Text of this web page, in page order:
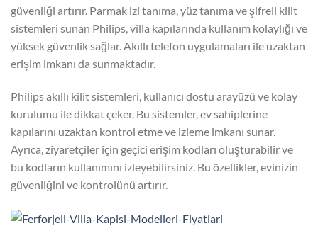
güvenliği artırır. Parmak izi tanıma, yüz tanıma ve şifreli kilit
sistemleri sunan Philips, villa kapılarında kullanım kolaylığı ve
yüksek güvenlik sağlar. Akıllı telefon uygulamaları ile uzaktan
erişim imkanı da sunmaktadır.
Philips akıllı kilit sistemleri, kullanıcı dostu arayüzü ve kolay
kurulumu ile dikkat çeker. Bu sistemler, ev sahiplerine
kapılarını uzaktan kontrol etme ve izleme imkanı sunar.
Ayrıca, ziyaretçiler için geçici erişim kodları oluşturabilir ve
bu kodların kullanımını izleyebilirsiniz. Bu özellikler, evinizin
güvenliğini ve kontrolünü artırır.